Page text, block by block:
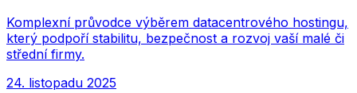
Komplexní průvodce výběrem datacentrového hostingu,
který podpoří stabilitu, bezpečnost a rozvoj vaší malé či
střední firmy.
24. listopadu 2025